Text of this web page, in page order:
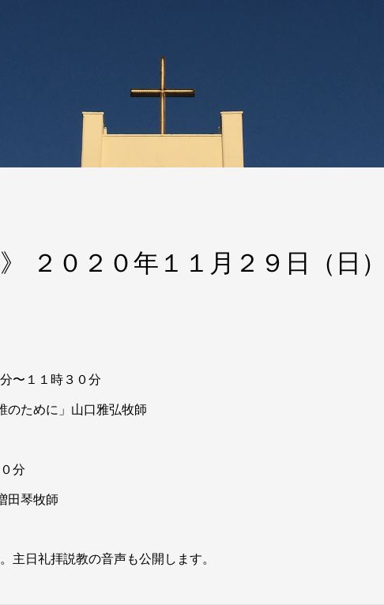
２０２０年１１月２９日（日）
〜１１時３０分
のために」山口雅弘牧師
分
田琴牧師
主日礼拝説教の音声も公開します。